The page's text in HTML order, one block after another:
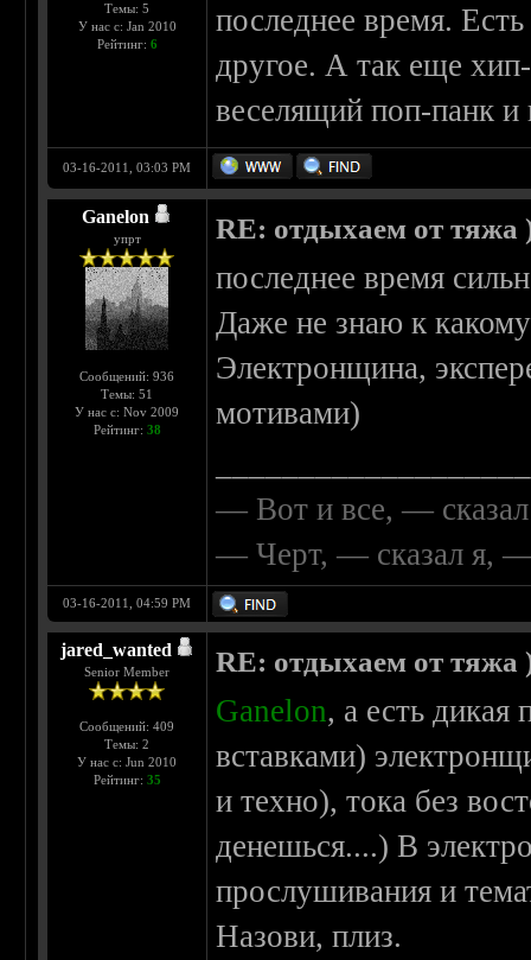
Темы: 5
У нас с: Jan 2010
Рейтинг: 6
последнее время.
другое. А так еще
веселящий поп-панк и
03-16-2011, 03:03 PM
Ganelon
упрт
Сообщений: 936
Темы: 51
У нас с: Nov 2009
Рейтинг: 38
RE: отдыхаем от тяжа
последнее время
Даже не знаю к
Электронщина,
мотивами)
— Вот и все, —
— Черт, — сказал я, —
03-16-2011, 04:59 PM
jared_wanted
Senior Member
Сообщений: 409
Темы: 2
У нас с: Jun 2010
Рейтинг: 35
RE: отдыхаем от тяжа
Ganelon, а есть
вставками)
и техно), тока без
денешься....) В
прослушивания и
Назови, плиз.